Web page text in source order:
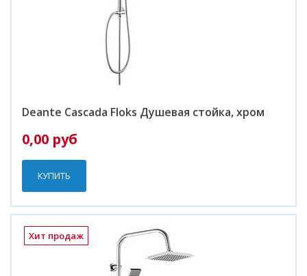
Deante Cascada Floks Душевая стойка, хром
0,00 руб
КУПИТЬ
Хит продаж